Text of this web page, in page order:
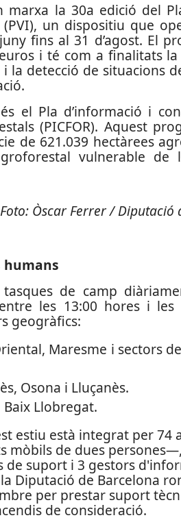
la 30a edició del
un dispositiu que
fins al 31 d’agost. El
i té com a finalitats
la detecció de situacions
el Pla d’informació i
(PICFOR). Aquest
de 621.039 hectàrees
vulnerable de
Òscar Ferrer / Diputació
de camp
les 13:00 hores i les
geogràfics:
Maresme i sectors
Osona i Lluçanès.
Baix Llobregat.
estiu està integrat per 74
de dues
de suport i 3 gestors
Diputació de Barcelona
per prestar suport
de consideració.